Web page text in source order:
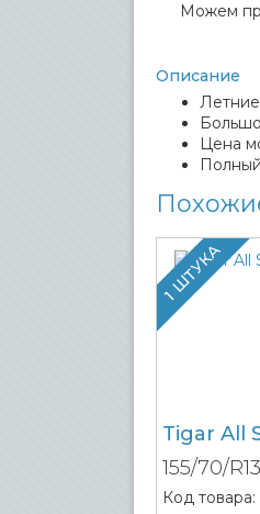
Можем
Описание
Летние
Цена
1 ШТУКА
Tigar All
155/70/
Код товара: